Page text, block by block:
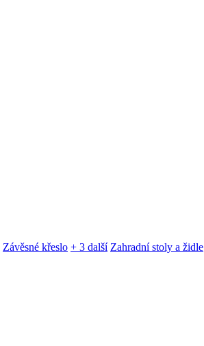
Závěsné křeslo + 3 další Zahradní stoly a židle